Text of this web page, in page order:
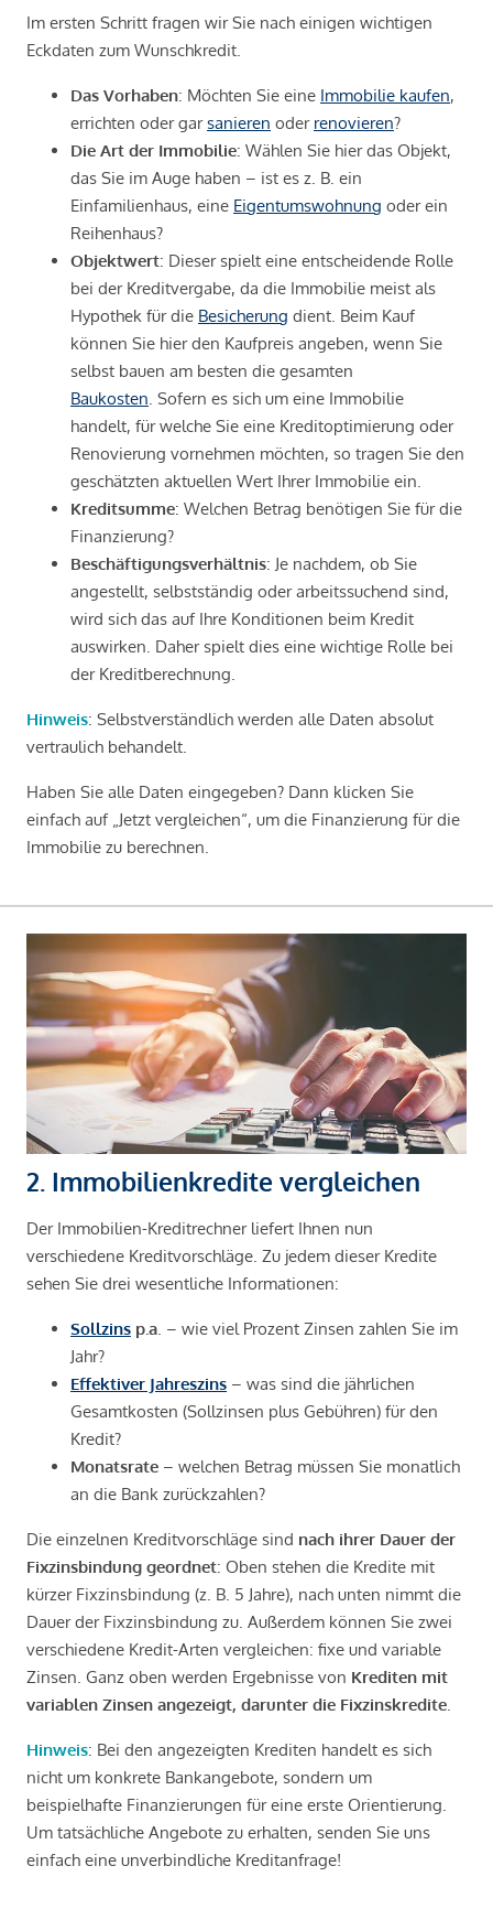
Im ersten Schritt fragen wir Sie nach einigen wichtigen
Eckdaten zum Wunschkredit.
Das Vorhaben: Möchten Sie eine Immobilie kaufen,
errichten oder garsanieren oder renovieren?
Die Art der Immobilie: Wählen Sie hier das Objekt,
das Sie im Auge haben – ist es z. B. ein
Einfamilienhaus, eine Eigentumswohnung oder ein
Reihenhaus?
Objektwert: Dieser spielt eine entscheidende Rolle
bei der Kreditvergabe, da die Immobilie meist als
Hypothek für die Besicherung dient. Beim Kauf
können Sie hier den Kaufpreis angeben, wenn Sie
selbst bauen am besten die gesamten
Baukosten . Sofern es sich um eine Immobilie
handelt, für welche Sie eine Kreditoptimierung oder
Renovierung vornehmen möchten, so tragen Sie den
geschätzten aktuellen Wert Ihrer Immobilie ein.
Kreditsumme: Welchen Betrag benötigen Sie für die
Finanzierung?
Beschäftigungsverhältnis: Je nachdem, ob Sie
angestellt, selbstständig oder arbeitssuchend sind,
wird sich das auf Ihre Konditionen beim Kredit
auswirken. Daher spielt dies eine wichtige Rolle bei
der Kreditberechnung.
Hinweis: Selbstverständlich werden alle Daten absolut
vertraulich behandelt.
Haben Sie alle Daten eingegeben? Dann klicken Sie
einfach auf „Jetzt vergleichen“, um die Finanzierung für die
Immobilie zu berechnen.
2. Immobilienkredite vergleichen
Der Immobilien-Kreditrechner liefert Ihnen nun
verschiedene Kreditvorschläge. Zu jedem dieser Kredite
sehen Sie drei wesentliche Informationen:
Sollzins p.a . – wie viel Prozent Zinsen zahlen Sie im
Jahr?
Effektiver Jahreszins – was sind die jährlichen
Gesamtkosten (Sollzinsen plus Gebühren) für den
Kredit?
Monatsrate – welchen Betrag müssen Sie monatlich
an die Bank zurückzahlen?
Die einzelnen Kreditvorschläge sind nach ihrer Dauer der
Fixzinsbindung geordnet: Oben stehen die Kredite mit
kürzer Fixzinsbindung (z. B. 5 Jahre), nach unten nimmt die
Dauer der Fixzinsbindung zu. Außerdem können Sie zwei
verschiedene Kredit-Arten vergleichen: fixe und variable
Zinsen. Ganz oben werden Ergebnisse von Krediten mit
variablen Zinsen angezeigt, darunter die Fixzinskredite
Hinweis: Bei den angezeigten Krediten handelt es sich
nicht um konkrete Bankangebote, sondern um
beispielhafte Finanzierungen für eine erste Orientierung.
Um tatsächliche Angebote zu erhalten, senden Sie uns
einfach eine unverbindliche Kreditanfrage!